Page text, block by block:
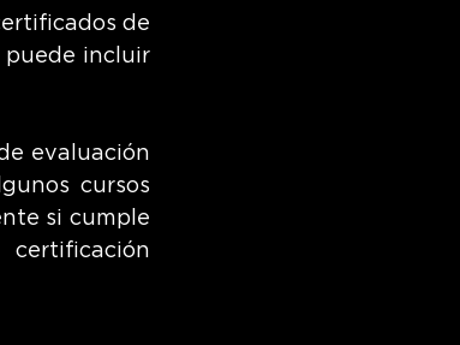
de
puede incluir
evaluación
cursos
si cumple